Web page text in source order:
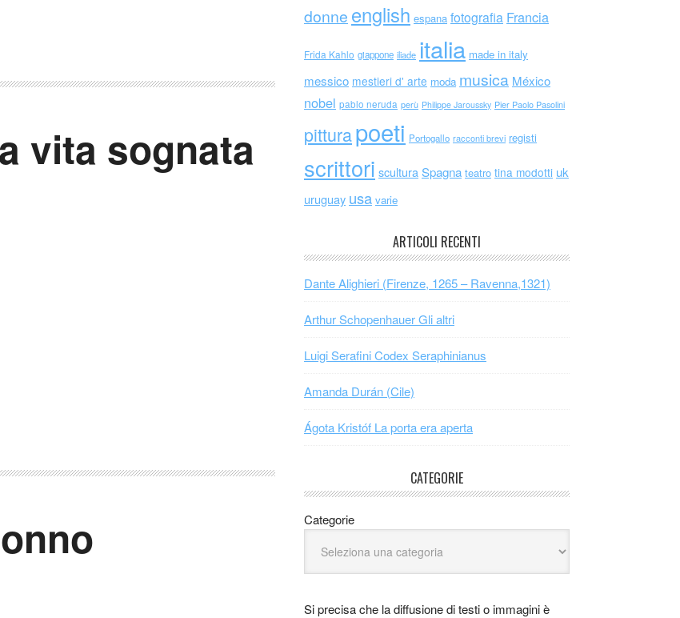
vita sognata
donne english espana fotografia Francia
Frida Kahlo giappone iliade italia made in italy
messico mestieri d' arte moda musica México
nobel pablo neruda perù Philippe Jaroussky Pier Paolo Pasolini
pitturapoeti Portogallo racconti brevi registi
scrittori scultura Spagna teatro tina modotti uk
uruguay usa varie
ARTICOLI RECENTI
Dante Alighieri (Firenze, 1265 – Ravenna,1321)
Arthur Schopenhauer Gli altri
Luigi Serafini Codex Seraphinianus
Amanda Durán (Cile)
Ágota Kristóf La porta era aperta
CATEGORIE
Categorie
Si precisa che la diffusione di testi o immagini è